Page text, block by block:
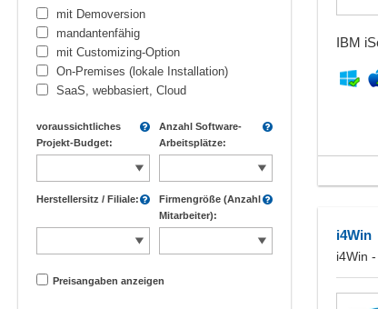
IBM
i4Win
i4Win
mit Demoversion
mandantenfähig
mit Customizing-Option
On-Premises (lokale Installation)
SaaS, webbasiert, Cloud
voraussichtliches
Projekt-Budget:
Anzahl Software-
Arbeitsplätze:
Herstellersitz / Filiale:
Firmengröße (Anzahl
Mitarbeiter):
Preisangaben anzeigen